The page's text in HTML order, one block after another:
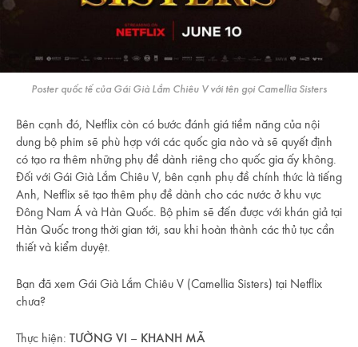
Poster quốc tế của Gái Già Lắm Chiêu V với tên gọi Camellia Sisters
Bên cạnh đó, Netflix còn có bước đánh giá tiềm năng của nội
dung bộ phim sẽ phù hợp với các quốc gia nào và sẽ quyết định
có tạo ra thêm những phụ đề dành riêng cho quốc gia ấy không.
Đối với Gái Già Lắm Chiêu V, bên cạnh phụ đề chính thức là tiếng
Anh, Netflix sẽ tạo thêm phụ đề dành cho các nước ở khu vực
Đông Nam Á và Hàn Quốc. Bộ phim sẽ đến được với khán giả tại
Hàn Quốc trong thời gian tới, sau khi hoàn thành các thủ tục cần
thiết và kiểm duyệt.
Bạn đã xem Gái Già Lắm Chiêu V (Camellia Sisters) tại Netflix
chưa?
Thực hiện: TƯỜNG VI – KHANH MÃ